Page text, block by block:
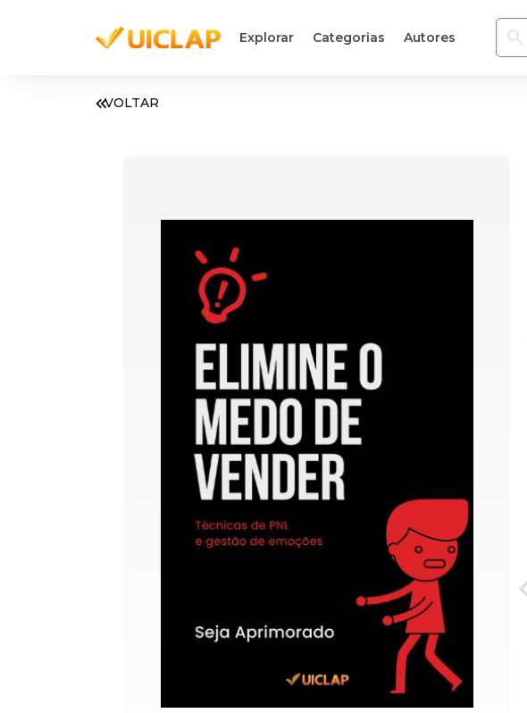
Explorar Categorias Autores
VOLTAR